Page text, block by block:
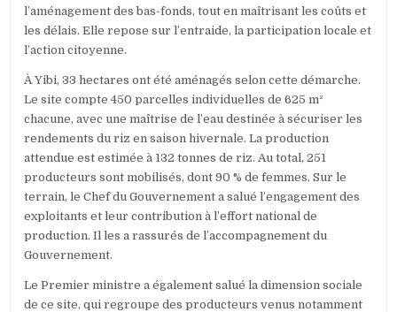
l’aménagement des bas-fonds, tout en maîtrisant les coûts et
les délais. Elle repose sur l’entraide, la participation locale et
l’action citoyenne.
À Yibi, 33 hectares ont été aménagés selon cette démarche.
Le site compte 450 parcelles individuelles de 625 m²
chacune, avec une maîtrise de l’eau destinée à sécuriser les
rendements du riz en saison hivernale. La production
attendue est estimée à 132 tonnes de riz. Au total, 251
producteurs sont mobilisés, dont 90 % de femmes. Sur le
terrain, le Chef du Gouvernement a salué l’engagement des
exploitants et leur contribution à l’effort national de
production. Il les a rassurés de l’accompagnement du
Gouvernement.
Le Premier ministre a également salué la dimension sociale
de ce site, qui regroupe des producteurs venus notamment